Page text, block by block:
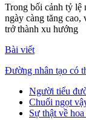
Trong bối cảnh tỷ lệ
ngày càng tăng
trở thành xu hướng
Bài viết
Đường nhân tạo có
Người tiểu
Chuối ngọt
Sự thật về